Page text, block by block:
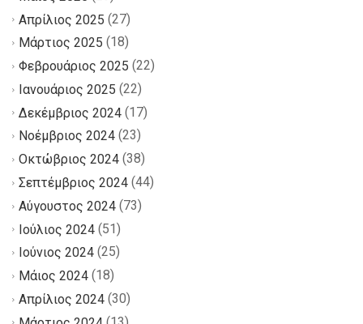
Απρίλιος 2025 (27)
Μάρτιος 2025 (18)
Φεβρουάριος 2025 (22)
Ιανουάριος 2025 (22)
Δεκέμβριος 2024 (17)
Νοέμβριος 2024 (23)
Οκτώβριος 2024 (38)
Σεπτέμβριος 2024 (44)
Αύγουστος 2024 (73)
Ιούλιος 2024 (51)
Ιούνιος 2024 (25)
Μάιος 2024 (18)
Απρίλιος 2024 (30)